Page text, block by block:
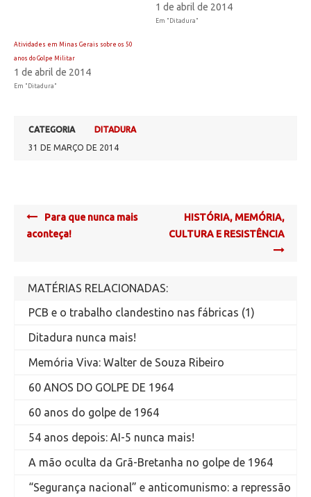
1 de abril de 2014
Em "Ditadura"
Atividades em Minas Gerais sobre os 50
anos do Golpe Militar
1 de abril de 2014
Em "Ditadura"
CATEGORIA
DITADURA
31 DE MARÇO DE 2014
Post
navigation
Para que nunca mais
aconteça!
HISTÓRIA, MEMÓRIA,
CULTURA E RESISTÊNCIA
MATÉRIAS RELACIONADAS:
PCB e o trabalho clandestino nas fábricas (1)
Ditadura nunca mais!
Memória Viva: Walter de Souza Ribeiro
60 ANOS DO GOLPE DE 1964
60 anos do golpe de 1964
54 anos depois: AI-5 nunca mais!
A mão oculta da Grã-Bretanha no golpe de 1964
“Segurança nacional” e anticomunismo: a repressão